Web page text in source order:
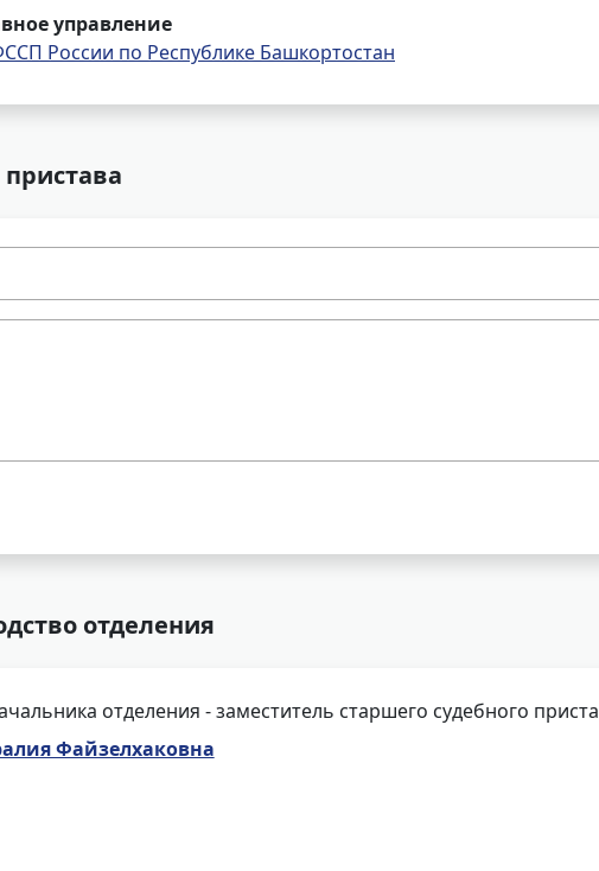
управление
России по Республике Башкортостан
отделения
отделения - заместитель старшего судебного
Файзелхаковна